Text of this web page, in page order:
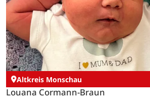
Altkreis Monschau
Louana Cormann-Braun